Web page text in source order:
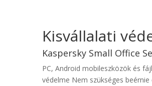
Kisvállalati
Kaspersky Small Office
PC, Android mobileszközök és
védelme Nem szükséges beérnie